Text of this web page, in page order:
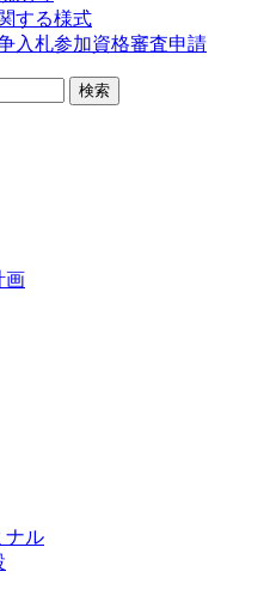
する様式
入札参加資格審査申請
画
ナル